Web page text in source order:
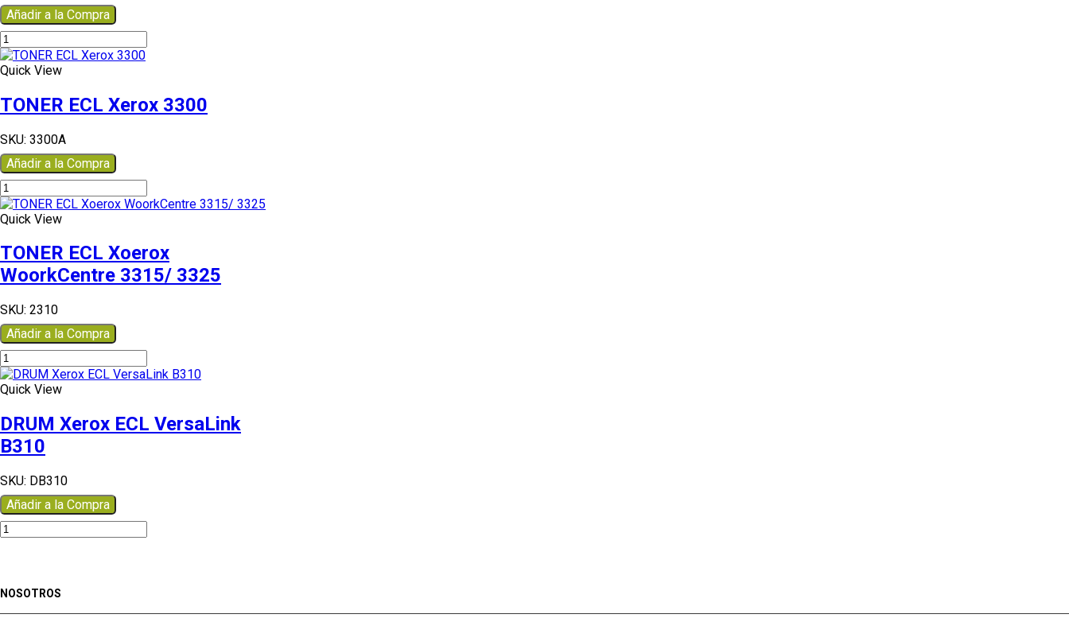
Añadir a la Compra
TONER
ECL
Xerox
cantidad
Quick View
TONER ECL Xerox 3300
SKU: 3300A
Añadir a la Compra
TONER
ECL
Xerox
cantidad
Quick View
TONER ECL Xoerox
WoorkCentre 3315/ 3325
SKU: 2310
Añadir a la Compra
TONER
ECL
Xoerox
3315/
3325
cantidad
Quick View
DRUM Xerox ECL VersaLink
B310
SKU: DB310
Añadir a la Compra
DRUM
Xerox
B310
NOSOTROS